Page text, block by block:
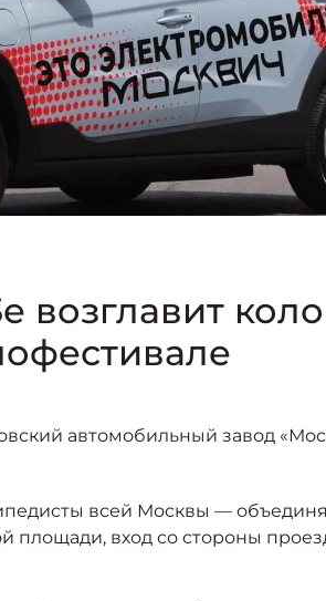
возглавит
автомобильный завод
всей Москвы —
площади, вход со стороны